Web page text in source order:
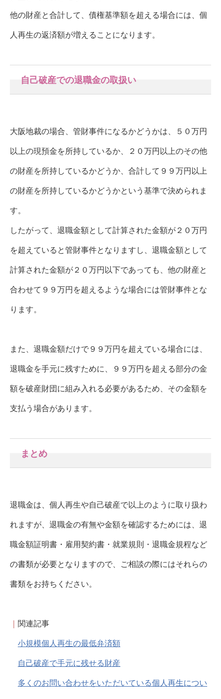
他の財産と合計して、債権基準額を超える場合には、個
人再生の返済額が増えることになります。
自己破産での退職金の取扱い
大阪地裁の場合、管財事件になるかどうかは、５０万円
以上の現預金を所持しているか、２０万円以上のその他
の財産を所持しているかどうか、合計して９９万円以上
の財産を所持しているかどうかという基準で決められま
す。
したがって、退職金額として計算された金額が２０万円
を超えていると管財事件となりますし、退職金額として
計算された金額が２０万円以下であっても、他の財産と
合わせて９９万円を超えるような場合には管財事件とな
ります。
また、退職金額だけで９９万円を超えている場合には、
退職金を手元に残すために、９９万円を超える部分の金
額を破産財団に組み入れる必要があるため、その金額を
支払う場合があります。
まとめ
退職金は、個人再生や自己破産で以上のように取り扱わ
れますが、退職金の有無や金額を確認するためには、退
職金額証明書・雇用契約書・就業規則・退職金規程など
の書類が必要となりますので、ご相談の際にはそれらの
書類をお持ちください。
関連記事
小規模個人再生の最低弁済額
自己破産で手元に残せる財産
多くのお問い合わせをいただいている個人再生につい